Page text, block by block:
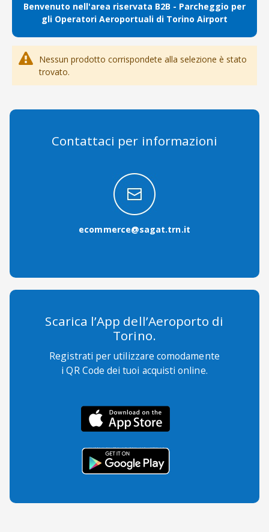
Benvenuto nell'area riservata B2B - Parcheggio per
gli Operatori Aeroportuali di Torino Airport
Nessun prodotto corrispondete alla selezione è stato
trovato.
Contattaci per informazioni
ecommerce@sagat.trn.it
Scarica l’App dell’Aeroporto di
Torino.
Registrati per utilizzare comodamente
i QR Code dei tuoi acquisti online.